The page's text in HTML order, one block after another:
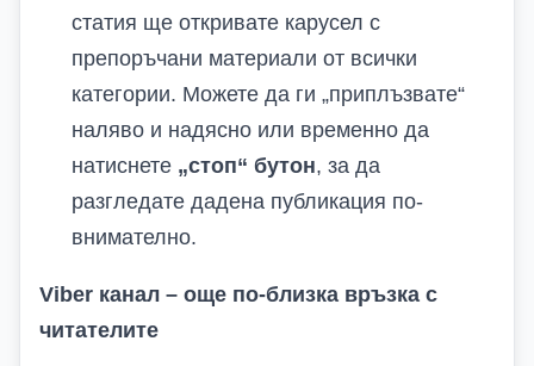
статия ще откривате карусел с
препоръчани материали от всички
категории. Можете да ги „приплъзвате“
наляво и надясно или временно да
натиснете „стоп“ бутон, за да
разгледате дадена публикация по-
внимателно.
Viber канал – още по-близка връзка с
читателите